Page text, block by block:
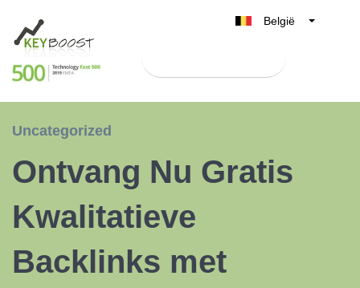
België
Nederland
España
Uncategorized
Ontvang Nu Gratis
Kwalitatieve
Backlinks met